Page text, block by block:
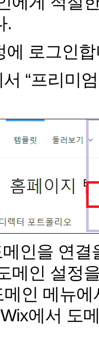
.
에 로그인
“프리미
인을 연결
메인 설정
인 메뉴에
에서 도